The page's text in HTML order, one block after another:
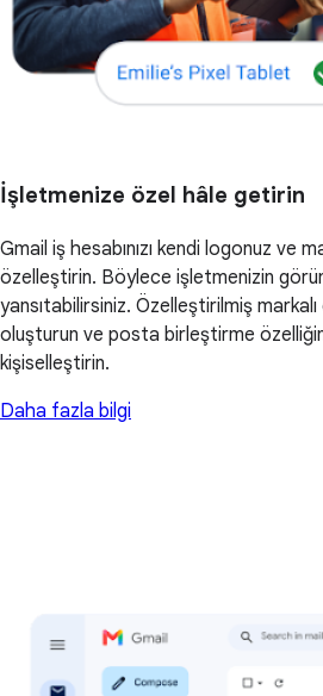
İşletmenize özel hâle getirin
Gmail iş hesabınızı kendi logonuz ve
özelleştirin. Böylece işletmenizin
yansıtabilirsiniz. Özelleştirilmiş
oluşturun ve posta birleştirme
kişiselleştirin.
Daha fazla bilgi